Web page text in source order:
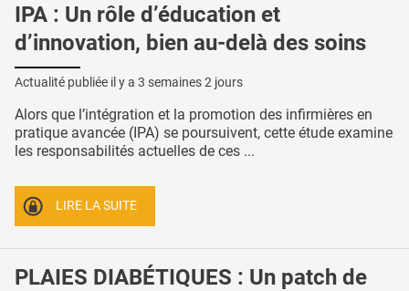
IPA : Un rôle d’éducation et
d’innovation, bien au-delà des soins
Actualité publiée il y a 3 semaines 2 jours
Alors que l’intégration et la promotion des infirmières en
pratique avancée (IPA) se poursuivent, cette étude examine
les responsabilités actuelles de ces ...
LIRE LA SUITE
PLAIES DIABÉTIQUES : Un patch de